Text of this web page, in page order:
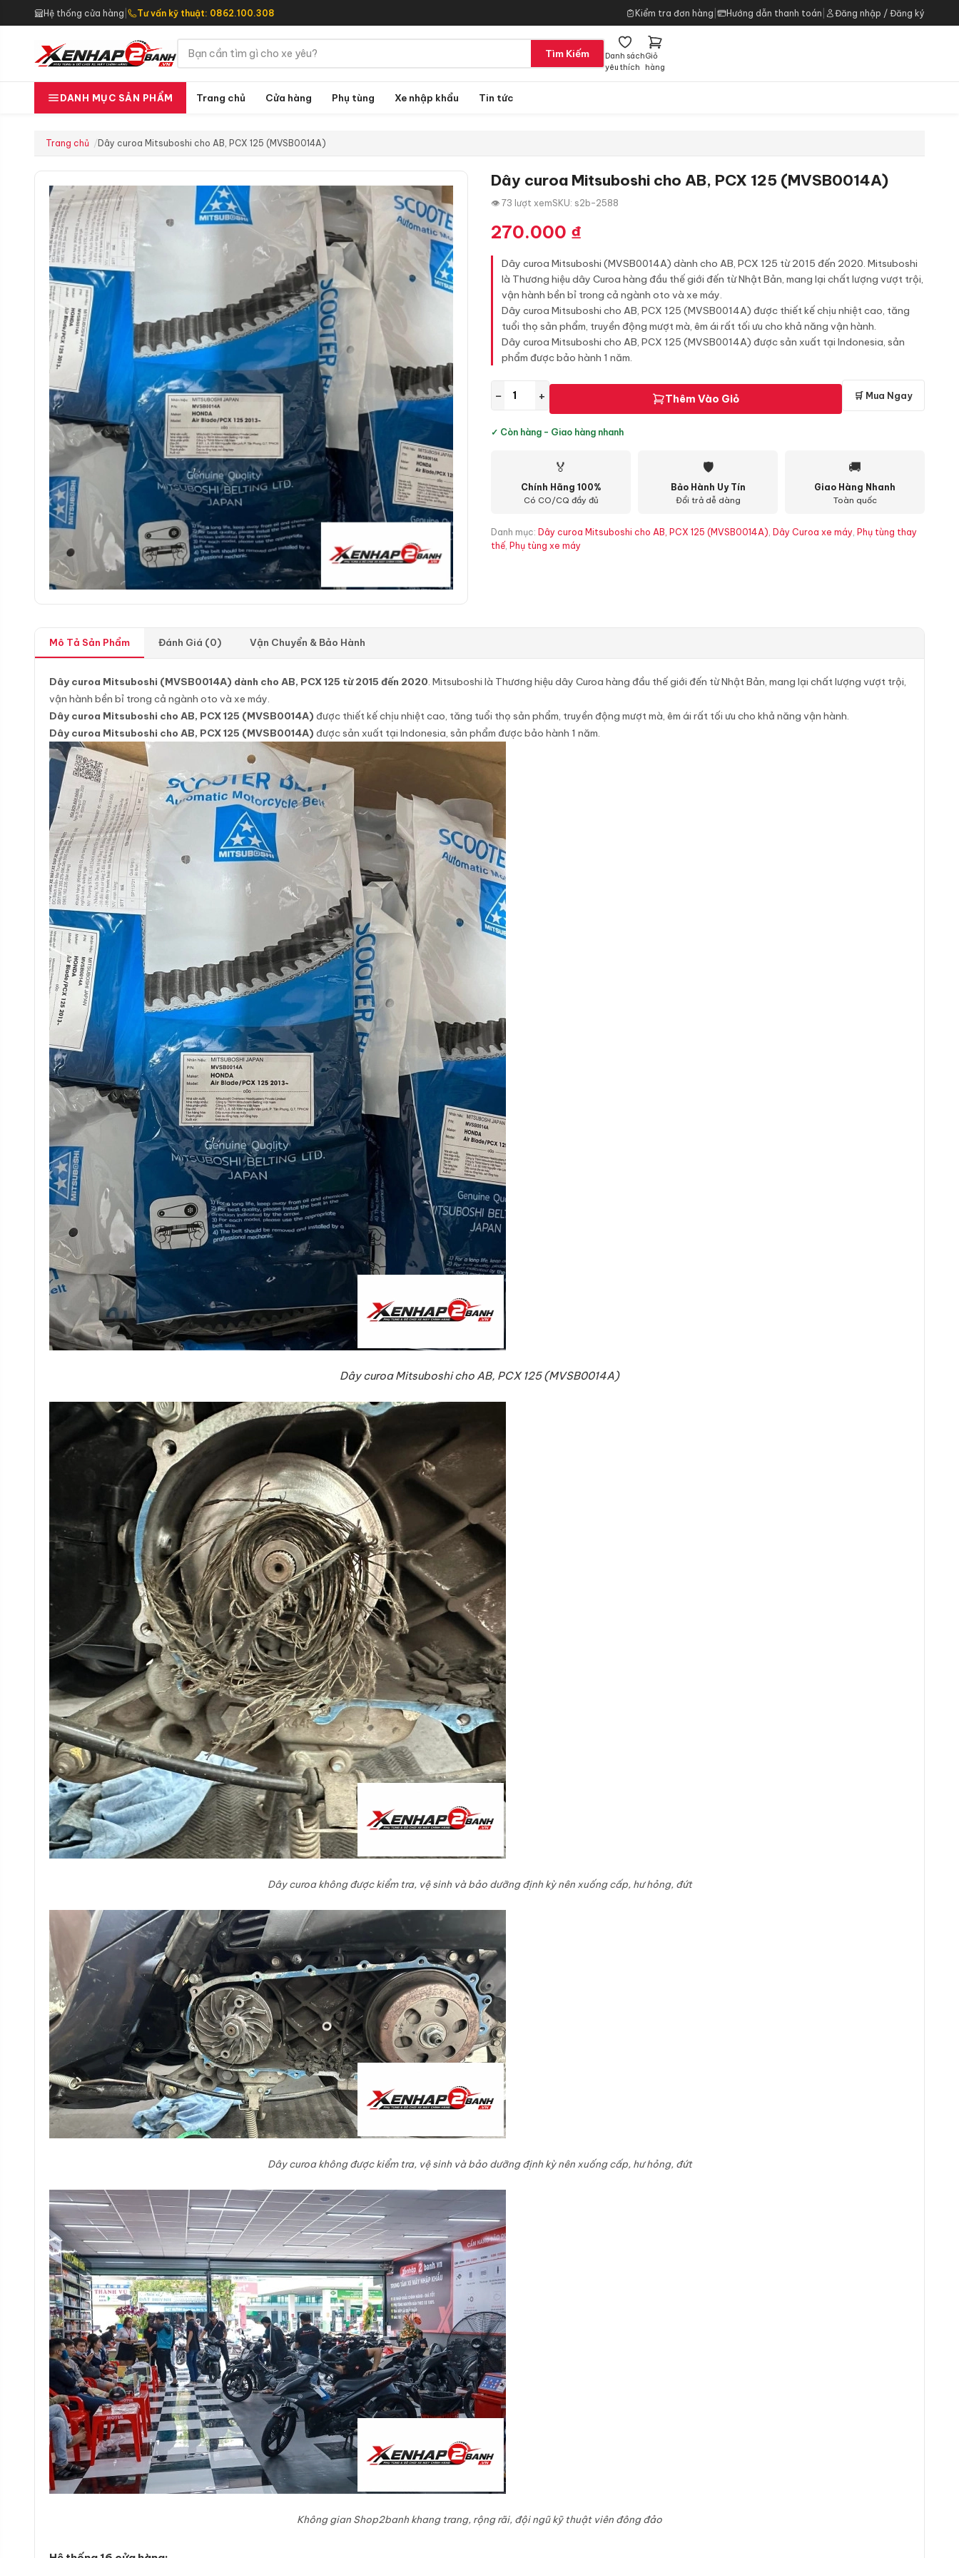
Hệ thống cửa hàng Tư vấn kỹ thuật: 0862.100.308 Kiểm tra đơn hàng Hướng dẫn thanh toán Đăng nhập / Đăng ký
Tìm Kiếm
Danh sách
yêu thích
Giỏ
hàng
DANH MỤC SẢN PHẨM Trang chủ Cửa hàng Phụ tùng Xe nhập khẩu Tin tức
Trang chủ Dây curoa Mitsuboshi cho AB, PCX 125 (MVSB0014A)
Dây curoa Mitsuboshi cho AB, PCX 125 (MVSB0014A)
👁 73 lượt xemSKU: s2b-2588
270.000 ₫
Dây curoa Mitsuboshi (MVSB0014A) dành cho AB, PCX 125 từ 2015 đến 2020. Mitsuboshi
là Thương hiệu dây Curoa hàng đầu thế giới đến từ Nhật Bản, mang lại chất lượng vượt trội,
vận hành bền bỉ trong cả ngành oto và xe máy.
Dây curoa Mitsuboshi cho AB, PCX 125 (MVSB0014A) được thiết kế chịu nhiệt cao, tăng
tuổi thọ sản phẩm, truyền động mượt mà, êm ái rất tối ưu cho khả năng vận hành.
Dây curoa Mitsuboshi cho AB, PCX 125 (MVSB0014A) được sản xuất tại Indonesia, sản
phẩm được bảo hành 1 năm.
− + Thêm Vào Giỏ 🛒 Mua Ngay
✓ Còn hàng - Giao hàng nhanh
🏅
Chính Hãng 100%
Có CO/CQ đầy đủ
🛡
Bảo Hành Uy Tín
Đổi trả dễ dàng
🚚
Giao Hàng Nhanh
Toàn quốc
Danh mục: Dây curoa Mitsuboshi cho AB, PCX 125 (MVSB0014A), Dây Curoa xe máy, Phụ tùng thay
thế, Phụ tùng xe máy
Mô Tả Sản Phẩm Đánh Giá (0) Vận Chuyển & Bảo Hành
Dây curoa Mitsuboshi (MVSB0014A) dành cho AB, PCX 125 từ 2015 đến 2020. Mitsuboshi là Thương hiệu dây Curoa hàng đầu thế giới đến từ Nhật Bản, mang lại chất lượng vượt trội,
vận hành bền bỉ trong cả ngành oto và xe máy.
Dây curoa Mitsuboshi cho AB, PCX 125 (MVSB0014A) được thiết kế chịu nhiệt cao, tăng tuổi thọ sản phẩm, truyền động mượt mà, êm ái rất tối ưu cho khả năng vận hành.
Dây curoa Mitsuboshi cho AB, PCX 125 (MVSB0014A) được sản xuất tại Indonesia, sản phẩm được bảo hành 1 năm.
Dây curoa Mitsuboshi cho AB, PCX 125 (MVSB0014A)
Dây curoa không được kiểm tra, vệ sinh và bảo dưỡng định kỳ nên xuống cấp, hư hỏng, đứt
Dây curoa không được kiểm tra, vệ sinh và bảo dưỡng định kỳ nên xuống cấp, hư hỏng, đứt
Không gian Shop2banh khang trang, rộng rãi, đội ngũ kỹ thuật viên đông đảo